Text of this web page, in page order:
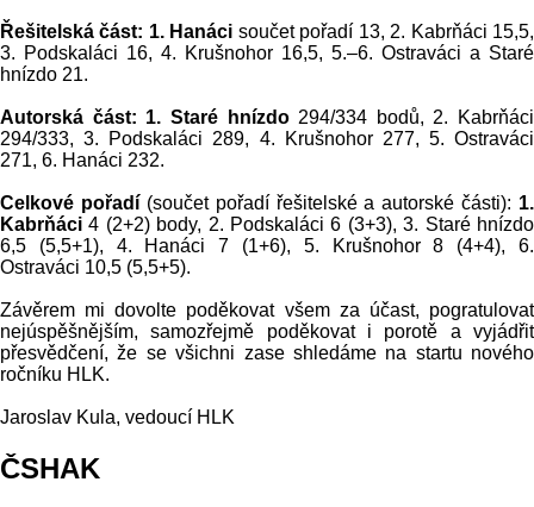
Řešitelská část: 1. Hanáci součet pořadí 13, 2. Kabrňáci 15,5,
3. Podskaláci 16, 4. Krušnohor 16,5, 5.–6. Ostraváci a Staré
hnízdo 21.
Autorská část: 1. Staré hnízdo294/334 bodů, 2. Kabrňáci
294/333, 3. Podskaláci 289, 4. Krušnohor 277, 5. Ostraváci
271, 6. Hanáci 232.
Celkové pořadí(součet pořadí řešitelské a autorské části): 1.
Kabrňáci4 (2+2) body, 2. Podskaláci 6 (3+3), 3. Staré hnízdo
6,5 (5,5+1), 4. Hanáci 7 (1+6), 5. Krušnohor 8 (4+4), 6.
Ostraváci 10,5 (5,5+5).
Závěrem mi dovolte poděkovat všem za účast, pogratulovat
nejúspěšnějším, samozřejmě poděkovat i porotě a vyjádřit
přesvědčení, že se všichni zase shledáme na startu nového
ročníku HLK.
Jaroslav Kula, vedoucí HLK
ČSHAK